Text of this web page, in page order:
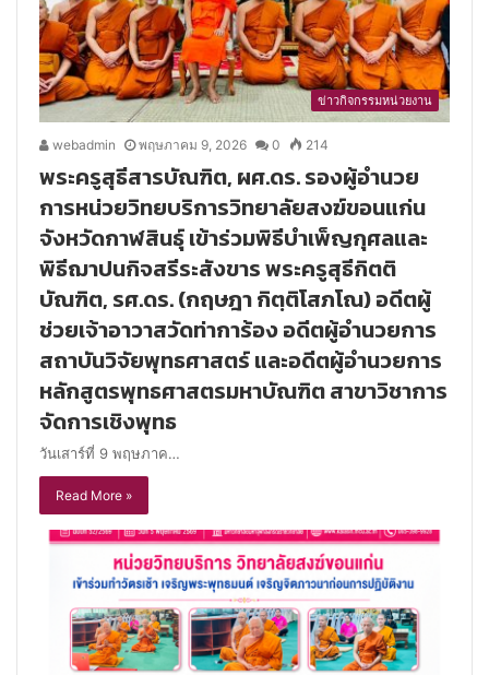
ข่าวกิจกรรมหน่วยงาน
webadmin พฤษภาคม 9, 2026 0 214
พระครูสุธีสารบัณฑิต, ผศ.ดร. รองผู้อำนวย
การหน่วยวิทยบริการวิทยาลัยสงฆ์ขอนแก่น
จังหวัดกาฬสินธุ์ เข้าร่วมพิธีบำเพ็ญกุศลและ
พิธีฌาปนกิจสรีระสังขาร พระครูสุธีกิตติ
บัณฑิต, รศ.ดร. (กฤษฎา กิตฺติโสภโณ) อดีตผู้
ช่วยเจ้าอาวาสวัดท่าการ้อง อดีตผู้อำนวยการ
สถาบันวิจัยพุทธศาสตร์ และอดีตผู้อำนวยการ
หลักสูตรพุทธศาสตรมหาบัณฑิต สาขาวิชาการ
จัดการเชิงพุทธ
วันเสาร์ที่ 9 พฤษภาค…
Read More »